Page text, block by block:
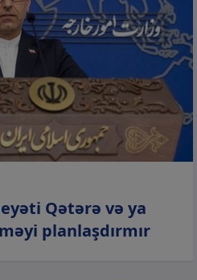
Qətərə və ya
planlaşdırmır